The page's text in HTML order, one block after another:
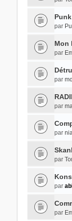
par
Mon
par
par
par
par
par
par
par